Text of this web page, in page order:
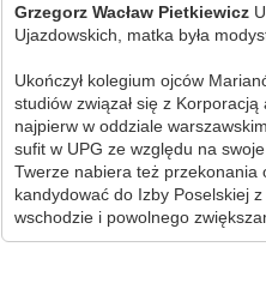
Grzegorz Wacław Pietkiewicz
Ujazdowskich, matka była
Ukończył kolegium ojców
studiów związał się z
najpierw w oddziale
sufit w UPG ze względu na
Twerze nabiera też przekonania
kandydować do Izby Poselskiej
wschodzie i powolnego